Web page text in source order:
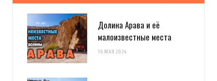
Долина Арава и её
малоизвестные места
16 МАЯ 2024